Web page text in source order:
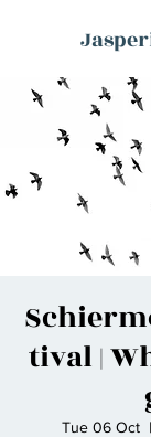
tival |
Tue 06 Oct
  |